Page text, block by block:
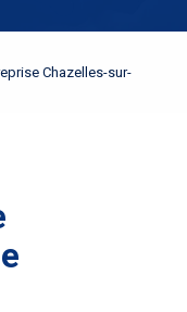
Chazelles-sur-